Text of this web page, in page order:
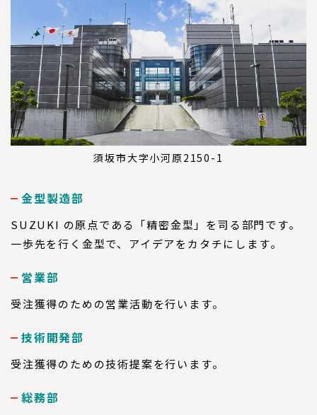
須坂市大字小河原2150-1
金型製造部
SUZUKI の原点である「精密金型」を司る部門です。
一歩先を行く金型で、アイデアをカタチにします。
営業部
受注獲得のための営業活動を行います。
技術開発部
受注獲得のための技術提案を行います。
総務部